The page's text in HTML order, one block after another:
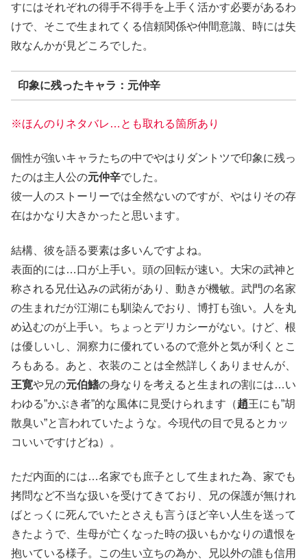
すにはそれぞれの得手不得手を上手く活かす必要があるわ
けで、そこで生まれてくる信頼関係や仲間意識、時には失
敗なんかが見どころでした。
印象に残ったキャラ：元仲辛
※ほんのりネタバレ…とも取れる箇所あり
個性が強いキャラたちの中でやはりダントツで印象に残っ
たのは主人公の元仲辛でした。
彼一人のストーリーでは全然ないのですが、やはりその存
在はかなり大きかったと思います。
結構、彼を語る要素は多いんですよね。
表面的には…口が上手い。頭の回転が速い。大宋の武神と
称される兄仕込みの武術があり、動きが機敏。武門の名家
の生まれだが江湖にも馴染んでおり、博打も強い。人を丸
め込むのが上手い。ちょっとデリカシーがない。けど、根
は優しいし、洞察力に優れているので意外と気が利くとこ
ろもある。あと、衣装のことは全然詳しくありませんが、
王寛や兄の元伯鰭の身なりを考えると生まれの割には…い
わゆる”かぶき者”的な風体に見受けられます（趙王にも”胡
散臭い”と言われていたような。今現代の目で見るとカッ
コいいですけどね）。
ただ内面的には…名家でも庶子として生まれた為、家でも
拷問など不当な扱いを受けてきており、兄の保護が無けれ
ばとっくに死んでいたとさえも言うほど辛い人生を送って
きたようで、生母が亡くなった時の扱いもかなりの遺恨を
抱いている様子。この生い立ちの為か、兄以外の誰も信用